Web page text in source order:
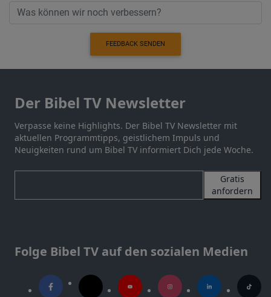
FEEDBACK SENDEN
Der Bibel TV Newsletter
Verpasse keine Highlights. Der Bibel TV Newsletter mit
aktuellen Programmtipps, geistlichem Impuls und
Neuigkeiten rund um Bibel TV informiert Dich jede Woche.
Gratis
anfordern
Folge Bibel TV auf den sozialen Medien